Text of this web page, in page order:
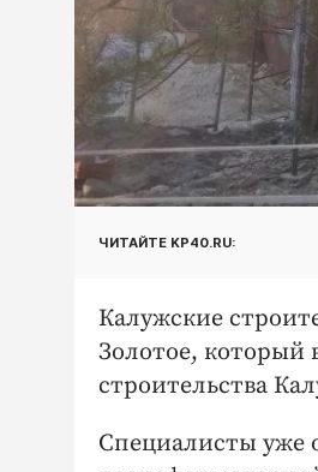
ЧИТАЙТЕ KP40.RU:
Калужские
Золотое, который
строительства
Специалисты уже